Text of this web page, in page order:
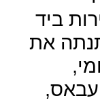
ביד
את